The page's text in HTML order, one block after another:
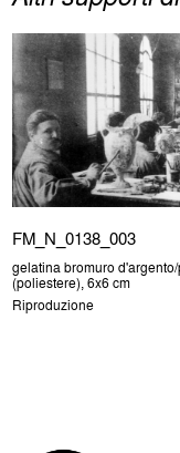
FM_N_0138_003
gelatina bromuro
(poliestere), 6x6 cm
Riproduzione